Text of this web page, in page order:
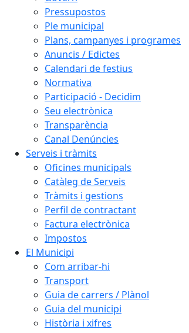
Pressupostos
Ple municipal
Plans, campanyes i programes
Anuncis / Edictes
Calendari de festius
Normativa
Participació - Decidim
Seu electrònica
Transparència
Canal Denúncies
Serveis i tràmits
Oficines municipals
Catàleg de Serveis
Tràmits i gestions
Perfil de contractant
Factura electrònica
Impostos
El Municipi
Com arribar-hi
Transport
Guia de carrers / Plànol
Guia del municipi
Història i xifres